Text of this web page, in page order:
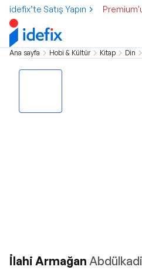
idefix’te Satış Yapın
Ana sayfa Hobi & Kültür Kitap Din
İlahi Armağan